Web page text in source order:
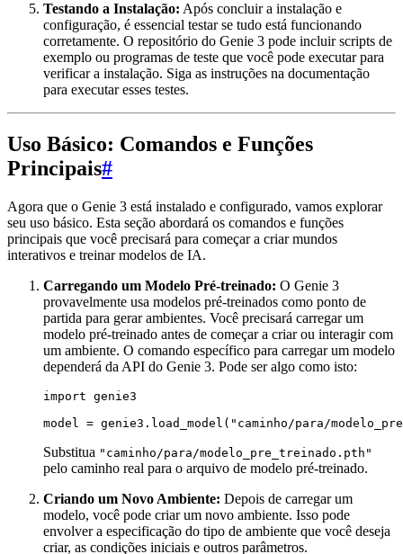
Testando a Instalação: Após concluir a instalação e
configuração, é essencial testar se tudo está funcionando
corretamente. O repositório do Genie 3 pode incluir scripts de
exemplo ou programas de teste que você pode executar para
verificar a instalação. Siga as instruções na documentação
para executar esses testes.
Uso Básico: Comandos e Funções
Principais#
Agora que o Genie 3 está instalado e configurado, vamos explorar
seu uso básico. Esta seção abordará os comandos e funções
principais que você precisará para começar a criar mundos
interativos e treinar modelos de IA.
Carregando um Modelo Pré-treinado: O Genie 3
provavelmente usa modelos pré-treinados como ponto de
partida para gerar ambientes. Você precisará carregar um
modelo pré-treinado antes de começar a criar ou interagir com
um ambiente. O comando específico para carregar um modelo
dependerá da API do Genie 3. Pode ser algo como isto:
import genie3
Substitua "caminho/para/modelo_pre_treinado.pth"
pelo caminho real para o arquivo de modelo pré-treinado.
Criando um Novo Ambiente: Depois de carregar um
modelo, você pode criar um novo ambiente. Isso pode
envolver a especificação do tipo de ambiente que você deseja
criar, as condições iniciais e outros parâmetros.